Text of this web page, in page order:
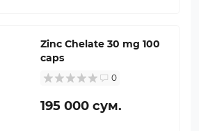
Zinc Chelate 30 mg 100
caps
0
195 000 сум.